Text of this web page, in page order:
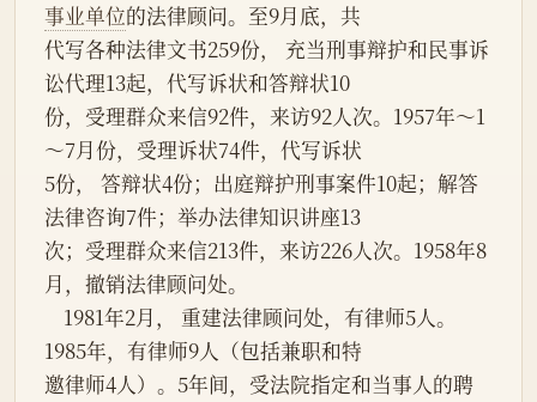
事业单位的法律顾问。至9月底，共
代写各种法律文书259份， 充当刑事辩护和民事诉
讼代理13起，代写诉状和答辩状10
份，受理群众来信92件，来访92人次。1957年～1
～7月份，受理诉状74件，代写诉状
5份， 答辩状4份；出庭辩护刑事案件10起；解答
法律咨询7件；举办法律知识讲座13
次；受理群众来信213件，来访226人次。1958年8
月，撤销法律顾问处。
1985年，有律师9人（包括兼职和特
邀律师4人）。5年间，受法院指定和当事人的聘